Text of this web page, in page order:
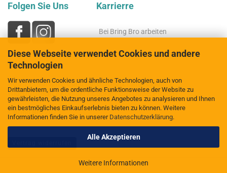
Diese Webseite verwendet Cookies und andere
Technologien
Wir verwenden Cookies und ähnliche Technologien, auch von
Drittanbietern, um die ordentliche Funktionsweise der Website zu
gewährleisten, die Nutzung unseres Angebotes zu analysieren und Ihnen
ein bestmögliches Einkaufserlebnis bieten zu können. Weitere
Informationen finden Sie in unserer Datenschutzerklärung.
Alle Akzeptieren
Weitere Informationen
Folgen Sie Uns Karrierre
Bei Bring Bro arbeiten
AGB/Privatsphäre und Datenschutz/Impressum/
Widerrufsrecht/Kontakt/Cookie/Bild Quele: Pixabay
©Bring Bro2023